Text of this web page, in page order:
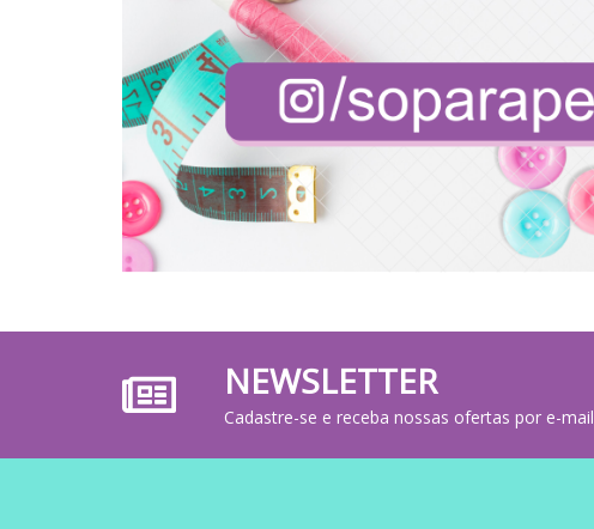
NEWSLETTER
Cadastre-se e receba nossas ofertas por e-mail